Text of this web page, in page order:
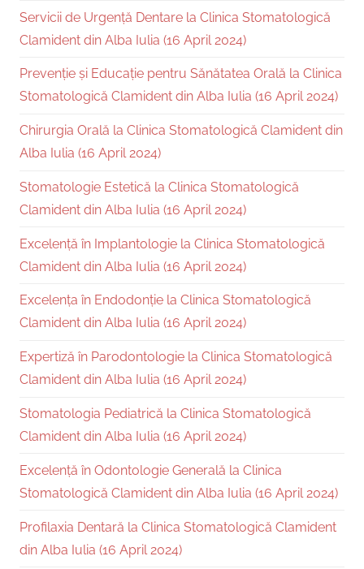
Servicii de Urgență Dentare la Clinica Stomatologică
Clamident din Alba Iulia (16 April 2024)
Prevenție și Educație pentru Sănătatea Orală la Clinica
Stomatologică Clamident din Alba Iulia (16 April 2024)
Chirurgia Orală la Clinica Stomatologică Clamident din
Alba Iulia (16 April 2024)
Stomatologie Estetică la Clinica Stomatologică
Clamident din Alba Iulia (16 April 2024)
Excelență în Implantologie la Clinica Stomatologică
Clamident din Alba Iulia (16 April 2024)
Excelența în Endodonție la Clinica Stomatologică
Clamident din Alba Iulia (16 April 2024)
Expertiză în Parodontologie la Clinica Stomatologică
Clamident din Alba Iulia (16 April 2024)
Stomatologia Pediatrică la Clinica Stomatologică
Clamident din Alba Iulia (16 April 2024)
Excelență în Odontologie Generală la Clinica
Stomatologică Clamident din Alba Iulia (16 April 2024)
Profilaxia Dentară la Clinica Stomatologică Clamident
din Alba Iulia (16 April 2024)